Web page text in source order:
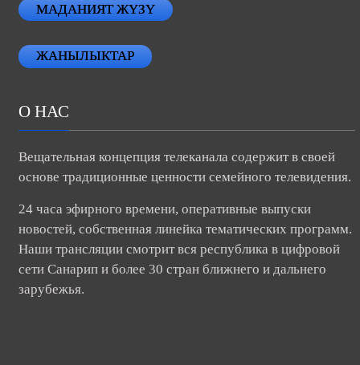
МАДАНИЯТ ЖҮЗҮ
ЖАНЫЛЫКТАР
О НАС
Вещательная концепция телеканала содержит в своей
основе традиционные ценности семейного телевидения.
24 часа эфирного времени, оперативные выпуски
новостей, собственная линейка тематических программ.
Наши трансляции смотрит вся республика в цифровой
сети Санарип и более 30 стран ближнего и дальнего
зарубежья.